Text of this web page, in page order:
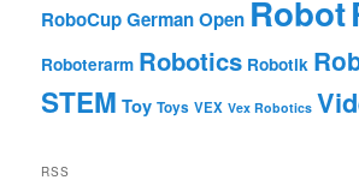
RoboCup German Open Robot
Roboterarm Robotics Robotik
STEM Toy Toys VEX Vex Robotics
RSS